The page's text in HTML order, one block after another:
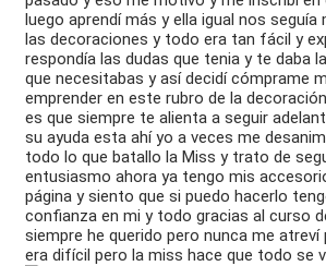
luego aprendí más y ella igual nos seguía
las decoraciones y todo era tan fácil y
respondía las dudas que tenia y te daba
que necesitabas y así decidí cómprame
emprender en este rubro de la
es que siempre te alienta a seguir
su ayuda esta ahí yo a veces me
todo lo que batallo la Miss y trato de
entusiasmo ahora ya tengo mis
página y siento que si puedo hacerlo
confianza en mi y todo gracias al curso
siempre he querido pero nunca me atreví
era difícil pero la miss hace que todo se